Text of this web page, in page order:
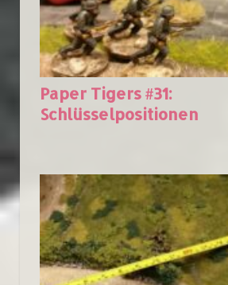
Paper Tigers #31:
Schlüsselpositionen